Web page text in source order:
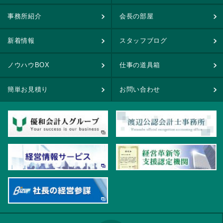
事務所紹介 会長の部屋
新着情報 スタッフブログ
ノウハウBOX 仕事の道具箱
簡単お見積り お問い合わせ